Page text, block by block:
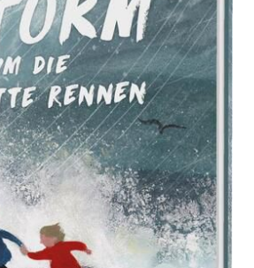
hinzufügen
ab 4 Jahren über
und Zusammenhalt
27.04.2026
48 Seiten